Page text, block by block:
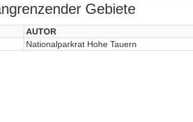
Gebiete
AUTOR
Nationalparkrat Hohe Tauern